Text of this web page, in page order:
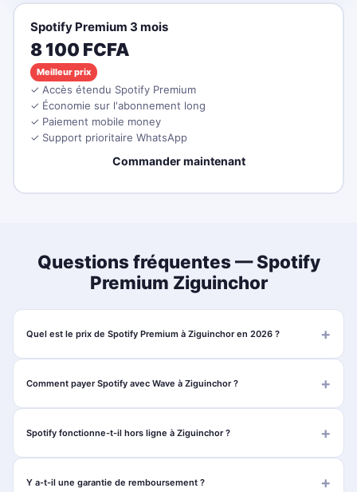
Spotify Premium 3 mois
8 100 FCFA
Meilleur prix
✓ Accès étendu Spotify Premium
✓ Économie sur l'abonnement long
✓ Paiement mobile money
✓ Support prioritaire WhatsApp
Commander maintenant
Questions fréquentes — Spotify
Premium Ziguinchor
Quel est le prix de Spotify Premium à Ziguinchor en 2026 ?
Comment payer Spotify avec Wave à Ziguinchor ?
Spotify fonctionne-t-il hors ligne à Ziguinchor ?
Y a-t-il une garantie de remboursement ?